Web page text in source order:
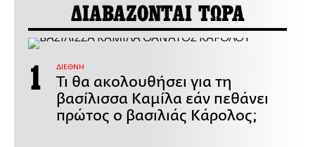
ΔΙΑΒΑΖΟΝΤΑΙ ΤΩΡΑ
ΔΙΕΘΝΗ
Τι θα ακολουθήσει για τη
βασίλισσα Καμίλα εάν πεθάνει
πρώτος ο βασιλιάς Κάρολος;